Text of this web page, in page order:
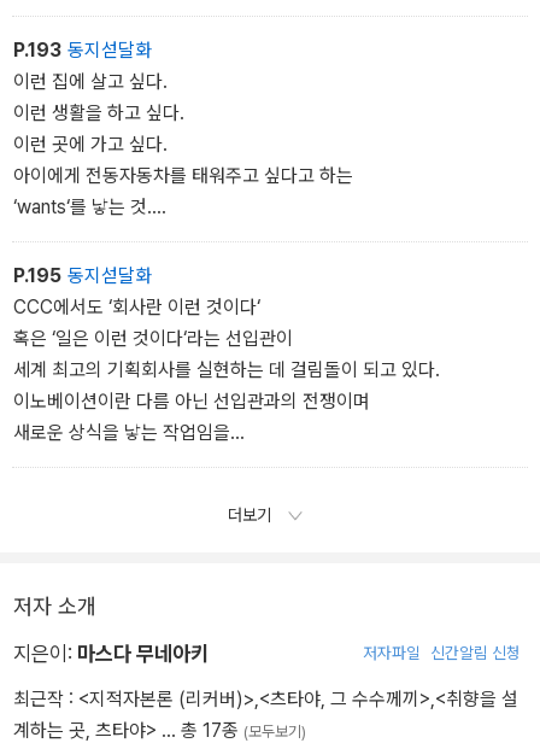
P.193 동지섣달화
이런 집에 살고 싶다.
이런 생활을 하고 싶다.
이런 곳에 가고 싶다.
아이에게 전동자동차를 태워주고 싶다고 하는
‘wants‘를 낳는 것.
즉 수요를 창출하는 일이다.
P.195 동지섣달화
CCC에서도 ‘회사란 이런 것이다‘
혹은 ‘일은 이런 것이다‘라는 선입관이
세계 최고의 기획회사를 실현하는 데 걸림돌이 되고 있다.
이노베이션이란 다름 아닌 선입관과의 전쟁이며
새로운 상식을 낳는 작업임을
새 매장을 보며 생각했다.
더보기
저자 소개
지은이: 마스다 무네아키 저자파일 신간알림 신청
최근작 : <지적자본론 (리커버)> <츠타야, 그 수수께끼> <취향을 설
계하는 곳, 츠타야> … 총 17종 (모두보기)